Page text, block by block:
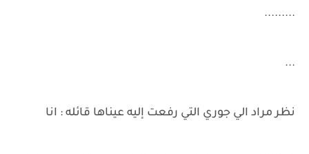
.........
...
نظر مراد الي جوري التي رفعت إليه عيناها قائله : انا